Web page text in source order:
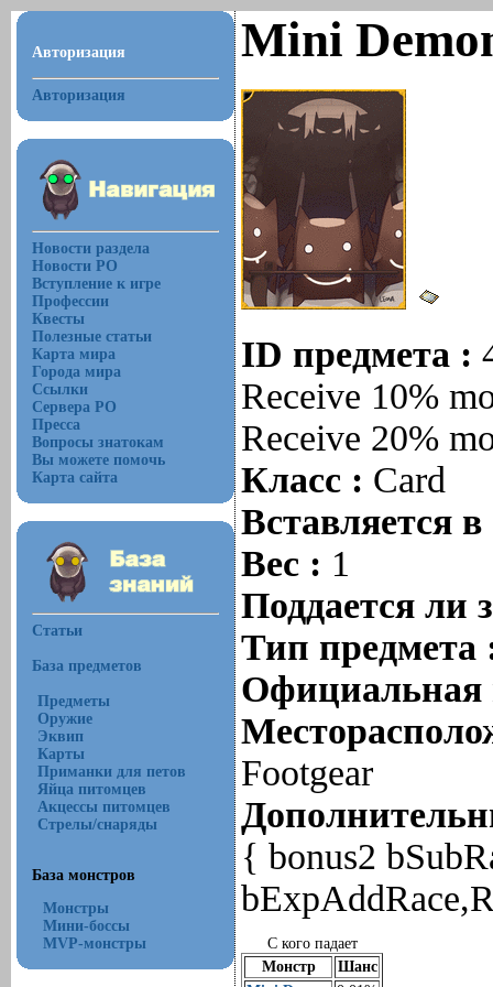
Авторизация
Авторизация
Новости раздела
Новости РО
Вступление к игре
Профессии
Квесты
Полезные статьи
Карта мира
Города мира
Ссылки
Сервера РО
Пресса
Вопросы знатокам
Вы можете помочь
Карта сайта
Статьи
База предметов
Предметы
Оружие
Эквип
Карты
Приманки для петов
Яйца питомцев
Акцессы питомцев
Стрелы/снаряды
База монстров
Монстры
Мини-боссы
MVP-монстры
Mini
ID предмета :
Receive 10%
Receive 20%
Класс : Card
Вставляется
Вес : 1
Поддается ли
Тип
Footgear
{ bonus2
С кого падает
Монстр
Шанс